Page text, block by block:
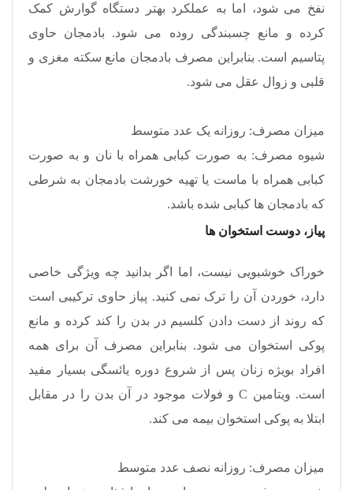
نفخ می شود، اما به عملکرد بهتر دستگاه گوارش کمک
کرده و مانع چسبندگی روده می شود. بادمجان حاوی
پتاسیم است. بنابراین مصرف بادمجان مانع سکته مغزی و
قلبی و زوال عقل می شود.
میزان مصرف: روزانه یک عدد متوسط
شیوه مصرف: به صورت کبابی همراه با نان و به صورت
کبابی همراه با ماست یا تهیه خورشت بادمجان به شرطی
که بادمجان ها کبابی شده باشد.
پیاز، دوست استخوان ها
خوراک خوشبویی نیست، اما اگر بدانید چه ویژگی خاصی
دارد، خوردن آن را ترک نمی کنید. پیاز حاوی ترکیبی است
که روند از دست دادن کلسیم در بدن را کند کرده و مانع
پوکی استخوان می شود. بنابراین مصرف آن برای همه
افراد بویژه زنان پس از شروع دوره یائسگی بسیار مفید
است. ویتامین C و فولات موجود در آن بدن را در مقابل
ابتلا به پوکی استخوان بیمه می کند.
میزان مصرف: روزانه نصف عدد متوسط